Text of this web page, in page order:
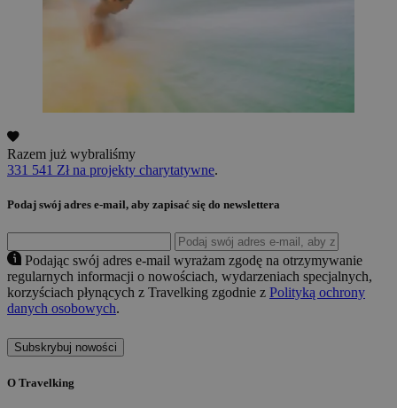
Razem już wybraliśmy
331 541 Zł na projekty charytatywne.
Podaj swój adres e-mail, aby zapisać się do newslettera
Podając swój adres e-mail wyrażam zgodę na otrzymywanie
regularnych informacji o nowościach, wydarzeniach specjalnych,
korzyściach płynących z Travelking zgodnie z Polityką ochrony
danych osobowych.
Subskrybuj nowości
O Travelking